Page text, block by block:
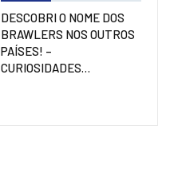
DESCOBRI O NOME DOS
BRAWLERS NOS OUTROS
PAÍSES! –
CURIOSIDADES…